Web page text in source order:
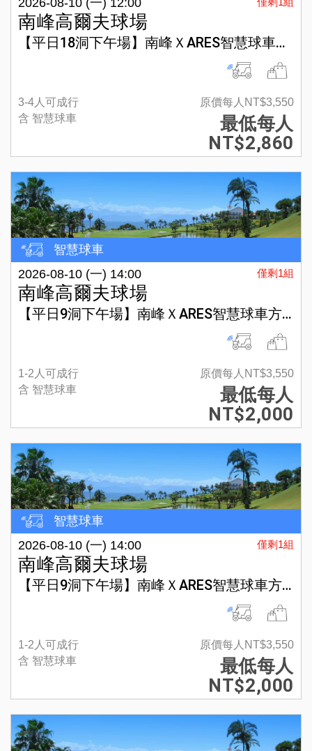
2026-08-10 (一) 12:00
南峰高爾夫球場
【平日18洞下午場】南峰ＸARES智慧球車方案
3-4人可成行
含 智慧球車
原價每人NT$3,550
最低每人
NT$2,860
智慧球車
僅剩1組
2026-08-10 (一) 14:00
南峰高爾夫球場
【平日9洞下午場】南峰ＸARES智慧球車方案
1-2人可成行
含 智慧球車
原價每人NT$3,550
最低每人
NT$2,000
智慧球車
僅剩1組
2026-08-10 (一) 14:00
南峰高爾夫球場
【平日9洞下午場】南峰ＸARES智慧球車方案
1-2人可成行
含 智慧球車
原價每人NT$3,550
最低每人
NT$2,000